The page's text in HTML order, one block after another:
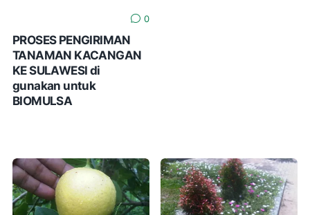
0
PROSES PENGIRIMAN
TANAMAN KACANGAN
KE SULAWESI di
gunakan untuk
BIOMULSA